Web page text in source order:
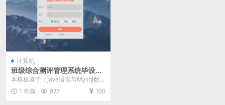
计算机
班级综合测评管理系统毕设模
板 毕业设计模板及毕业论文与
本模板基于：Java语言与Mysql数据
库开发 系统功能的详细设计与实现
管理员...
1 年前 977 100